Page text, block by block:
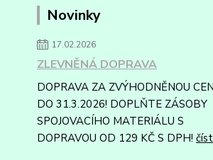
Novinky
17.02.2026
ZLEVNĚNÁ DOPRAVA
DOPRAVA ZA ZVÝHODNĚNOU
DO 31.3.2026! DOPLŇTE ZÁSOBY
SPOJOVACÍHO MATERIÁLU S
DOPRAVOU OD 129 KČ S DPH!